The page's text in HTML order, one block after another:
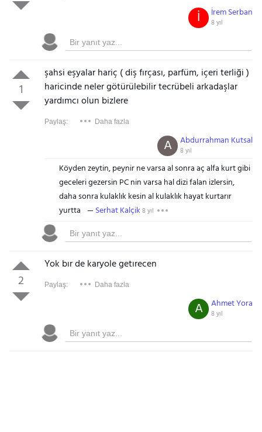
İrem Serban
8 yıl
İ
1
şahsi eşyalar hariç ( diş fırçası, parfüm, içeri terliği )
haricinde neler götürülebilir tecrübeli arkadaşlar
yardımcı olun bizlere
Paylaş: Daha fazla
Abdurrahman Kutsal
8 yıl
A
Köyden zeytin, peynir ne varsa al sonra aç alfa kurt gibi
geceleri gezersin PC nin varsa hal dizi falan izlersin,
daha sonra kulaklık kesin al kulaklık hayat kurtarır
yurtta
Serhat Kalçik 8 yıl
2
Yok bır de karyole getırecen
Paylaş: Daha fazla
Ahmet Yora
8 yıl
A